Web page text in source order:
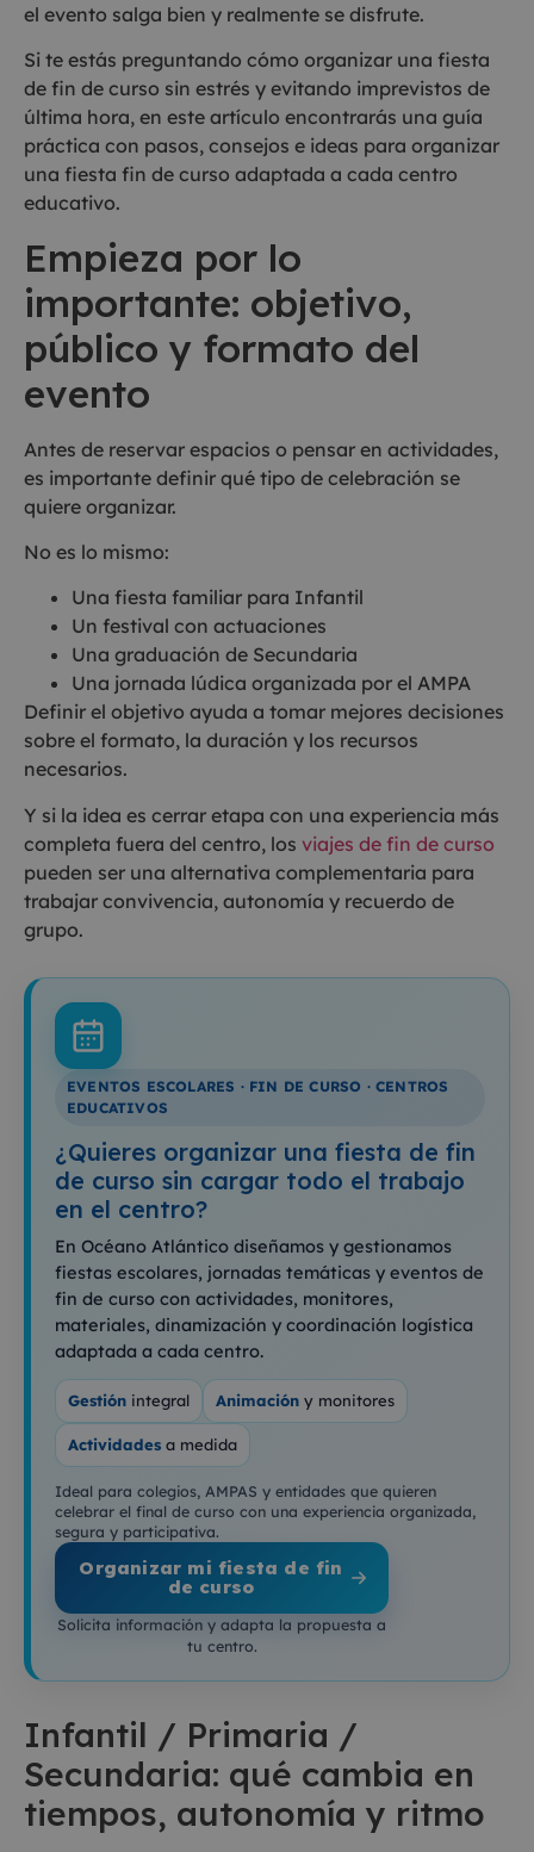
el evento salga bien y realmente se disfrute.
Si te estás preguntando cómo organizar una fiesta
de fin de curso sin estrés y evitando imprevistos de
última hora, en este artículo encontrarás una guía
práctica con pasos, consejos e ideas para organizar
una fiesta fin de curso adaptada a cada centro
educativo.
Empieza por lo
importante: objetivo,
público y formato del
evento
Antes de reservar espacios o pensar en actividades,
es importante definir qué tipo de celebración se
quiere organizar.
No es lo mismo:
Una fiesta familiar para Infantil
Un festival con actuaciones
Una graduación de Secundaria
Una jornada lúdica organizada por el AMPA
Definir el objetivo ayuda a tomar mejores decisiones
sobre el formato, la duración y los recursos
necesarios.
Y si la idea es cerrar etapa con una experiencia más
completa fuera del centro, los viajes de fin de curso
pueden ser una alternativa complementaria para
trabajar convivencia, autonomía y recuerdo de
grupo.
EVENTOS ESCOLARES · FIN DE CURSO · CENTROS
EDUCATIVOS
¿Quieres organizar una fiesta de fin
de curso sin cargar todo el trabajo
en el centro?
En Océano Atlántico diseñamos y gestionamos
fiestas escolares, jornadas temáticas y eventos de
fin de curso con actividades, monitores,
materiales, dinamización y coordinación logística
adaptada a cada centro.
Gestión integral Animación y monitores
Actividades a medida
Ideal para colegios, AMPAS y entidades que quieren
celebrar el final de curso con una experiencia organizada,
segura y participativa.
Organizar mi fiesta de fin
de curso
Solicita información y adapta la propuesta a
tu centro.
Infantil / Primaria /
Secundaria: qué cambia en
tiempos, autonomía y ritmo